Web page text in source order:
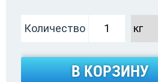
Количество
В КОРЗИНУ